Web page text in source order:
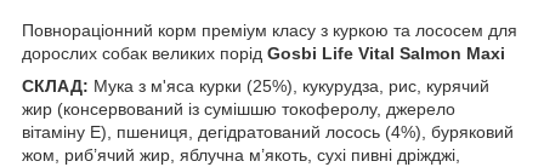
Повнораціонний корм преміум класу з куркою та лососем для
дорослих собак великих порід Gosbi Life Vital Salmon Maxi
СКЛАД: Мука з м'яса курки (25%), кукурудза, рис, курячий
жир (консервований із сумішшю токоферолу, джерело
вітаміну Е), пшениця, дегідратований лосось (4%), буряковий
жом, риб’ячий жир, яблучна м’якоть, сухі пивні дріжджі,